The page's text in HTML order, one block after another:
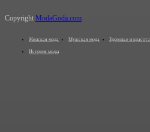
Copyright ModaGoda.com
Женская мода Мужская мода Здоровье и красота
История моды